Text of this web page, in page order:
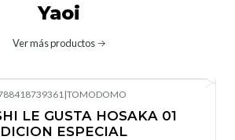
Yaoi
Ver más productos
|TOMODOMO
LE GUSTA HOSAKA 01
ESPECIAL